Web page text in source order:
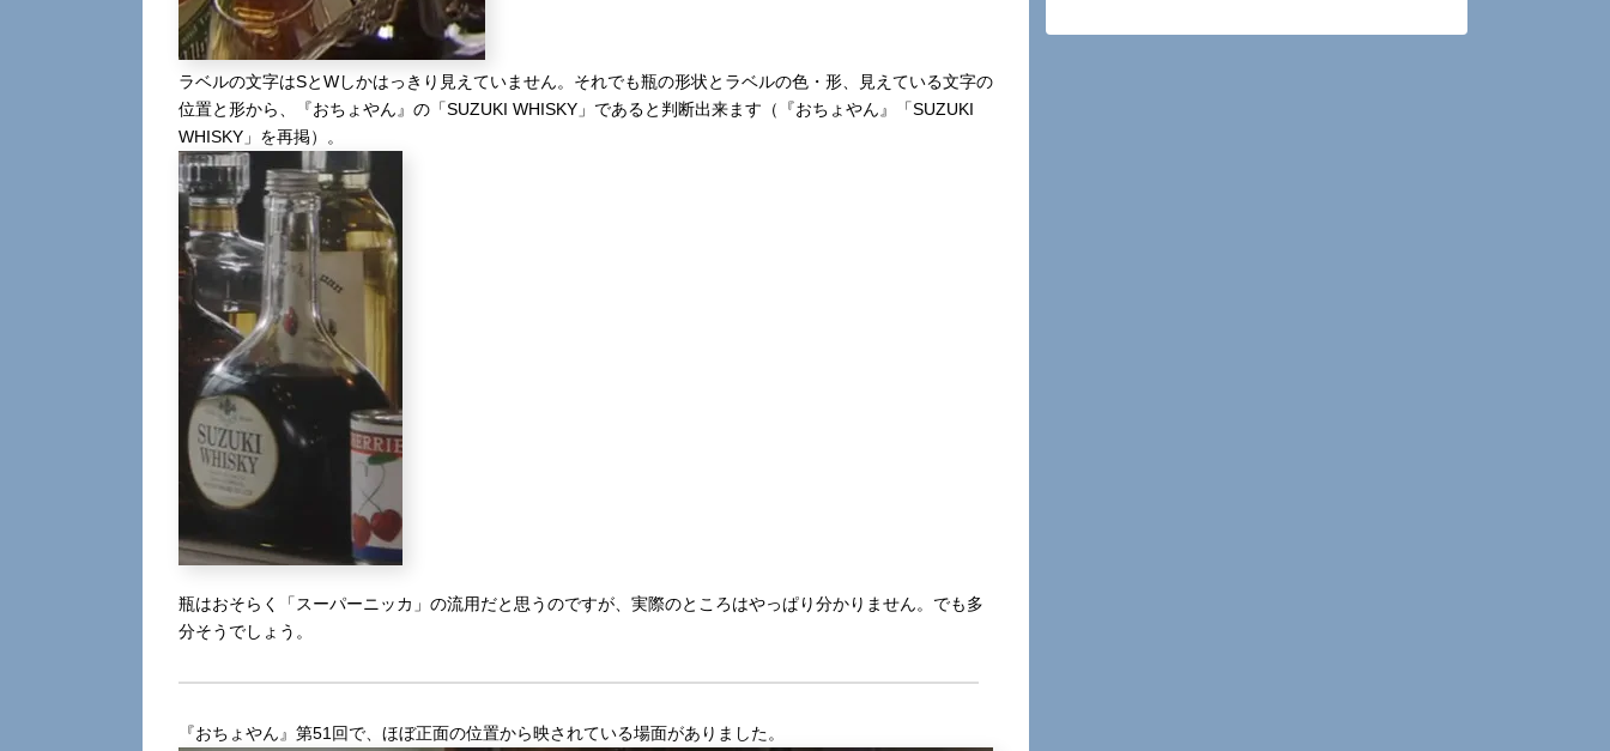
ラベルの文字はSとWしかはっきり見えていません。それでも瓶の形状とラベルの色・形、見えている文字の
位置と形から、『おちょやん』の「SUZUKI WHISKY」であると判断出来ます（『おちょやん』「SUZUKI
WHISKY」を再掲）。
瓶はおそらく「スーパーニッカ」の流用だと思うのですが、実際のところはやっぱり分かりません。でも多
分そうでしょう。
『おちょやん』第51回で、ほぼ正面の位置から映されている場面がありました。